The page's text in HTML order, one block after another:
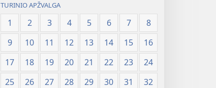
TURINIO APŽVALGA
1 2 3 4 5 6 7
8
9
10 11 12 13 14 15
16
17
18 19 20 21 22 23
24
25
26 27 28 29 30 31
32